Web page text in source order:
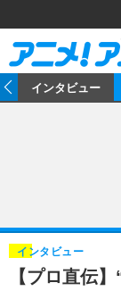
ゲーム
海外イベ
俳優・タレ
アニメ
動画
インタビュー
【プロ直伝
インタビュー